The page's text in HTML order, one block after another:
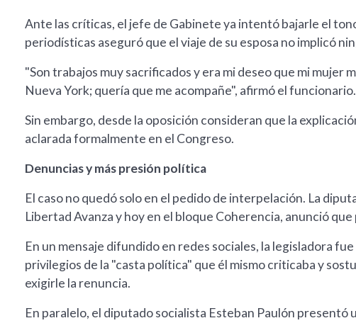
Ante las críticas, el jefe de Gabinete ya intentó bajarle el
periodísticas aseguró que el viaje de su esposa no implicó
"Son trabajos muy sacrificados y era mi deseo que mi mujer
Nueva York; quería que me acompañe", afirmó el funcionario.
Sin embargo, desde la oposición consideran que la
aclarada formalmente en el Congreso.
Denuncias y más presión política
El caso no quedó solo en el pedido de interpelación. La
Libertad Avanza y hoy en el bloque Coherencia, anunció
En un mensaje difundido en redes sociales, la legisladora
privilegios de la "casta política" que él mismo criticaba y
exigirle la renuncia.
En paralelo, el diputado socialista Esteban Paulón